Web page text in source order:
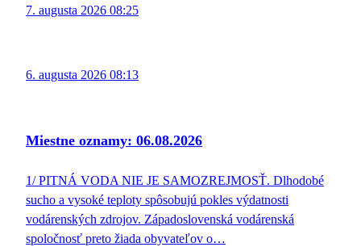
7. augusta 2026 08:25
6. augusta 2026 08:13
Miestne oznamy: 06.08.2026
1/ PITNÁ VODA NIE JE SAMOZREJMOSŤ. Dlhodobé
sucho a vysoké teploty spôsobujú pokles výdatnosti
vodárenských zdrojov. Západoslovenská vodárenská
spoločnosť preto žiada obyvateľov o…